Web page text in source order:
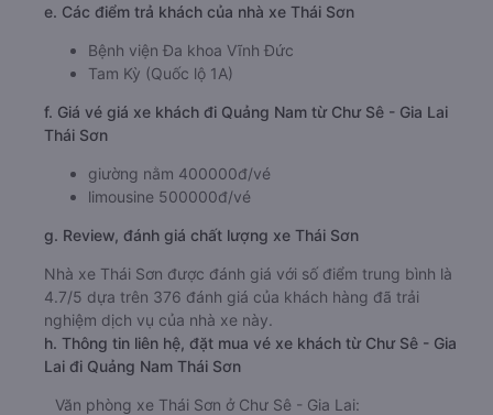
e. Các điểm trả khách của nhà xe Thái Sơn
Bệnh viện Đa khoa Vĩnh Đức
Tam Kỳ (Quốc lộ 1A)
f. Giá vé giá xe khách đi Quảng Nam từ Chư Sê - Gia Lai
Thái Sơn
giường nằm 400000đ/vé
limousine 500000đ/vé
g. Review, đánh giá chất lượng xe Thái Sơn
Nhà xe Thái Sơn được đánh giá với số điểm trung bình là
4.7/5 dựa trên 376 đánh giá của khách hàng đã trải
nghiệm dịch vụ của nhà xe này.
h. Thông tin liên hệ, đặt mua vé xe khách từ Chư Sê - Gia
Lai đi Quảng Nam Thái Sơn
Văn phòng xe Thái Sơn ở Chư Sê - Gia Lai: